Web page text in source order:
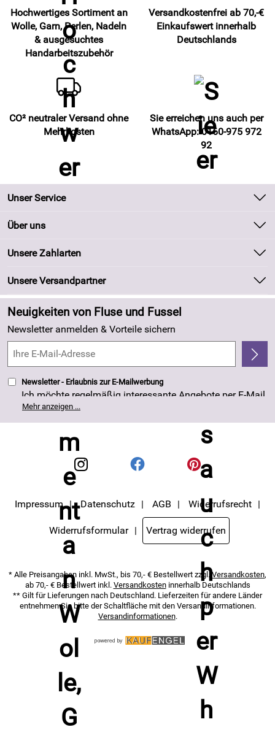
Hochwertiges Sortiment an
Wolle, Garn, Perlen, Nadeln
& ausgesuchtes
Handarbeitszubehör
Versandkostenfrei ab 70,-€
Einkaufswert innerhalb
Deutschlands
CO² neutraler Versand ohne
Mehrkosten
Sie erreichen uns auch per
WhatsApp: 0160-975 972
92
Unser Service
Kontakt
Kundeninformationen
Newsletter
Zahlung und Versand
Kundenlogin
Über uns
Unsere Bestseller
Neu
Angebote
Made in Germany
4,8/5
Unsere Zahlarten
Unsere Versandpartner
Neuigkeiten von Fluse und Fussel
Newsletter anmelden & Vorteile sichern
Newsletter - Erlaubnis zur E-Mailwerbung
Ich möchte regelmäßig interessante Angebote per E-Mail
erhalten. Meine E-Mail-Adresse wird nicht an andere
Unternehmen weitergegeben. Die Einwilligung zur
Nutzung meiner E-Mail- Adresse für Werbezwecke kann
Datenschutzerklärung habe ich zur Kenntnis
genommen.
Mehr anzeigen ...
Impressum Datenschutz AGB Widerrufsrecht
Widerrufsformular Vertrag widerrufen
* Alle Preisangaben inkl. MwSt., bis 70,- € Bestellwert zzgl. Versandkosten,
ab 70,- € Bestellwert inkl. Versandkosteninnerhalb Deutschlands
** Gilt für Lieferungen nach Deutschland. Lieferzeiten für andere Länder
entnehmen Sie bitte der Schaltfläche mit den Versandinformationen.
Versandinformationen.